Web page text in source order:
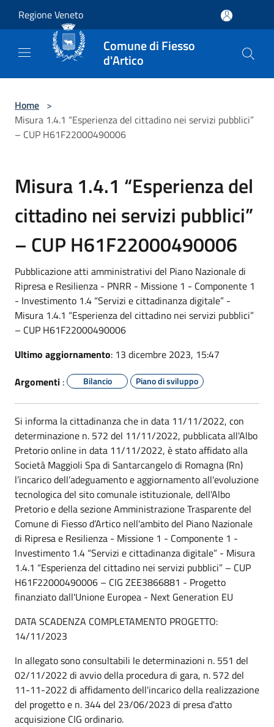
Regione Veneto
Comune di Fiesso
d'Artico
Home >
Misura 1.4.1 “Esperienza del cittadino nei servizi pubblici”
– CUP H61F22000490006
Misura 1.4.1 “Esperienza del
cittadino nei servizi pubblici”
– CUP H61F22000490006
Pubblicazione atti amministrativi del Piano Nazionale di
Ripresa e Resilienza - PNRR - Missione 1 - Componente 1
- Investimento 1.4 “Servizi e cittadinanza digitale” -
Misura 1.4.1 “Esperienza del cittadino nei servizi pubblici”
– CUP H61F22000490006
Ultimo aggiornamento: 13 dicembre 2023, 15:47
Argomenti : Bilancio Piano di sviluppo
Si informa la cittadinanza che in data 11/11/2022, con
determinazione n. 572 del 11/11/2022, pubblicata all'Albo
Pretorio online in data 11/11/2022, è stato affidato alla
Società Maggioli Spa di Santarcangelo di Romagna (Rn)
l’incarico dell’adeguamento e aggiornamento all'evoluzione
tecnologica del sito comunale istituzionale, dell'Albo
Pretorio e della sezione Amministrazione Trasparente del
Comune di Fiesso d’Artico nell'ambito del Piano Nazionale
di Ripresa e Resilienza - Missione 1 - Componente 1 -
Investimento 1.4 “Servizi e cittadinanza digitale” - Misura
1.4.1 “Esperienza del cittadino nei servizi pubblici” – CUP
H61F22000490006 – CIG ZEE3866881 - Progetto
finanziato dall'Unione Europea - Next Generation EU
DATA SCADENZA COMPLETAMENTO PROGETTO:
14/11/2023
In allegato sono consultabili le determinazioni n. 551 del
02/11/2022 di avvio della procedura di gara, n. 572 del
11-11-2022 di affidamento dell'incarico della realizzazione
del progetto e n. 344 del 23/06/2023 di presa d'atto
acquisizione CIG ordinario.